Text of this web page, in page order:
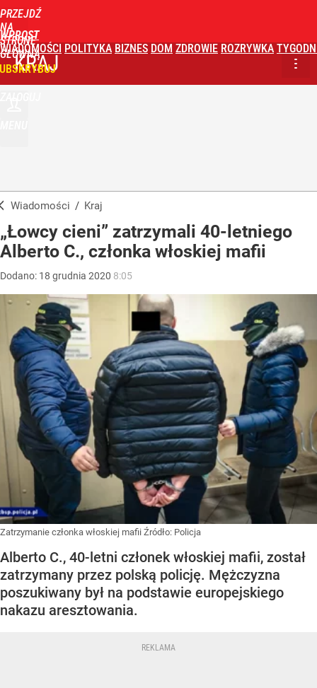
PRZEJDŹ
NA
STRONĘ
GŁÓWNĄ
WPROST
WIADOMOŚCI POLITYKA BIZNES DOM ZDROWIE ROZRYWKA
KRAJ
Wiadomości / Kraj
„Łowcy cieni” zatrzymali 40-letniego
Alberto C., członka włoskiej mafii
Dodano: 18 grudnia 2020 8:05
Zatrzymanie członka włoskiej mafii Źródło: Policja
Alberto C., 40-letni członek włoskiej mafii, został
zatrzymany przez polską policję. Mężczyzna
poszukiwany był na podstawie europejskiego
nakazu aresztowania.